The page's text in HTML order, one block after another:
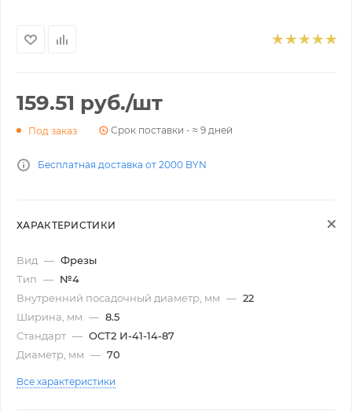
159.51 руб./шт
Под заказ Срок поставки - ≈ 9 дней
Бесплатная доставка от 2000 BYN
ХАРАКТЕРИСТИКИ
Вид — Фрезы
Тип — №4
Внутренний посадочный диаметр, мм — 22
Ширина, мм — 8.5
Стандарт — ОСТ2 И-41-14-87
Диаметр, мм — 70
Все характеристики